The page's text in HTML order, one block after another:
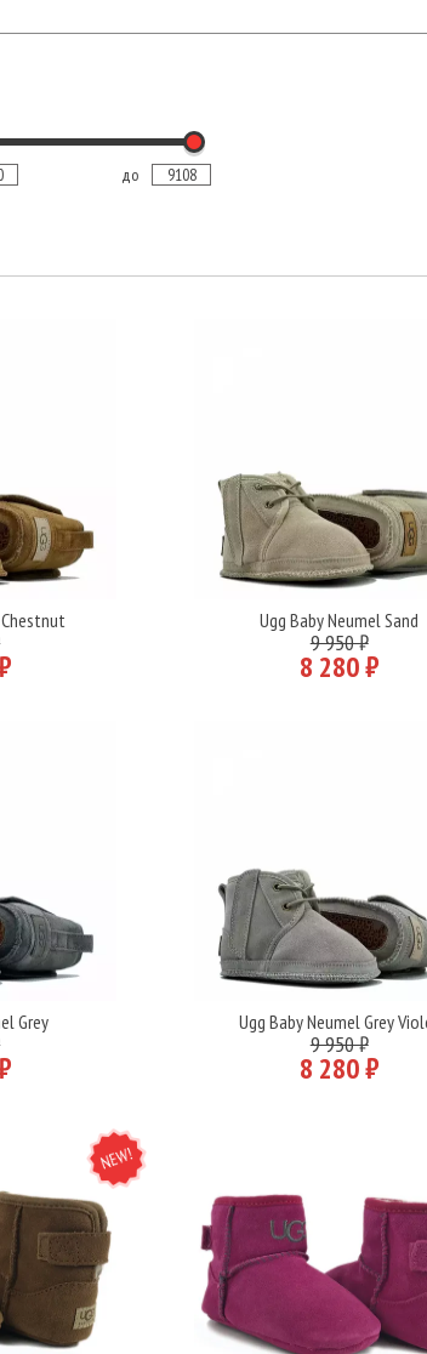
до
Подробнее
Ugg Baby Neumel Sand
9 950 ₽
8 280 ₽
Grey Подробнее
Ugg Baby Neumel Grey
9 950 ₽
8 280 ₽
NEW